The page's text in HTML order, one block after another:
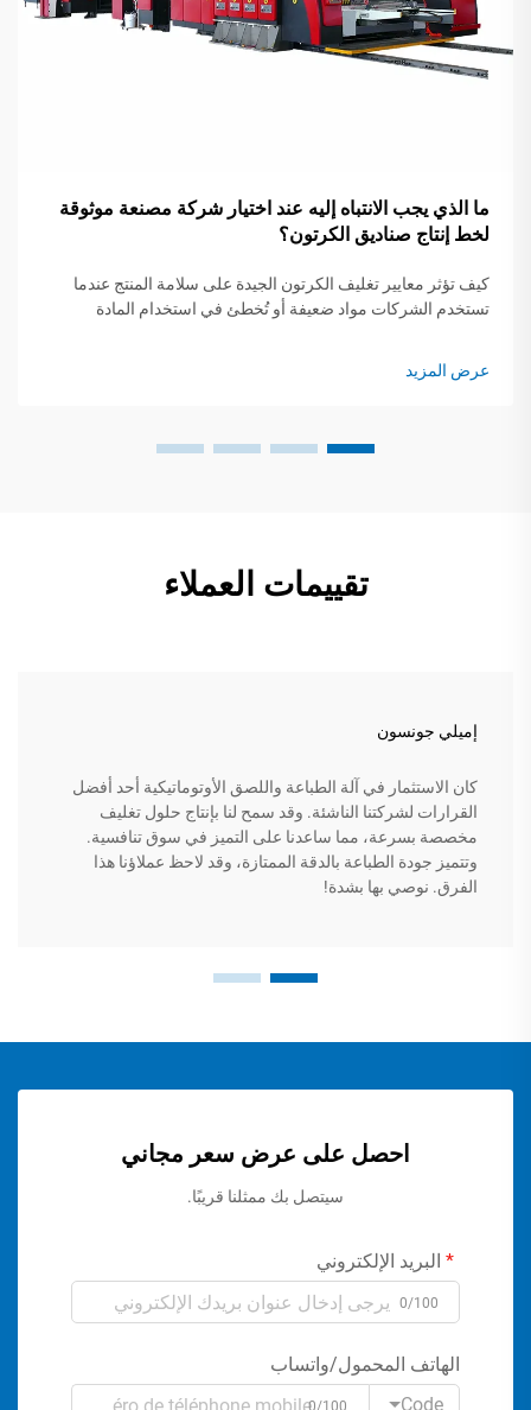
ما الذي يجب الانتباه إليه عند اختيار شركة مصنعة موثوقة
لخط إنتاج صناديق الكرتون؟
كيف تؤثر معايير تغليف الكرتون الجيدة على سلامة المنتج عندما
تستخدم الشركات مواد ضعيفة أو تُخطئ في استخدام المادة
عرض المزيد
تقييمات العملاء
إميلي جونسون
كان الاستثمار في آلة الطباعة واللصق الأوتوماتيكية أحد أفضل
القرارات لشركتنا الناشئة. وقد سمح لنا بإنتاج حلول تغليف
مخصصة بسرعة، مما ساعدنا على التميز في سوق تنافسية.
وتتميز جودة الطباعة بالدقة الممتازة، وقد لاحظ عملاؤنا هذا
الفرق. نوصي بها بشدة!
احصل على عرض سعر مجاني
سيتصل بك ممثلنا قريبًا.
البريد الإلكتروني
0/100
الهاتف المحمول/واتساب
Code
0/100